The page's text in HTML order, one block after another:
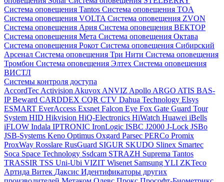
Система оповещения Tantos Система оповещения TOA
Система оповещения VOLTA Система оповещения ZVON
Система оповещения Ария Система оповещения ВЕКТОР
Система оповещения Мета Система оповещения Октава
Система оповещения Рокот Система оповещения Сибирский
Арсенал Система оповещения Три Нити Система оповещения
Тромбон Система оповещения Элтех Система оповещения
ВИСТЛ
Системы контроля доступа
AccordTec Activision Akuvox ANVIZ Apollo ARGO ATIS BAS-
IPBeward CARDDEX CQR CTV Dahua Technology Elsys
ESMART EverAccess Exsnet Falcon Eye Fox Gate Guard Tour
System HID Hikvision HiQ-Electronics HiWatch Huawei iBells
iFLOW Indala IPTRONIC IronLogic ISBC J2000 J-Lock JSBo
JSB-Systems Keno Optimus Oxgard Parsec PERCo Promix
ProxWay Rosslare RusGuard SIGUR SKUDO Slinex Smartec
Soca Space Technology Ssdcam STRAZH Suprema Tantos
TRASSIR TSS Uni-Ubi VIZIT Wisenet SamsungYLI ZKTeco
Артида Витек Даксис Идентификаторы других